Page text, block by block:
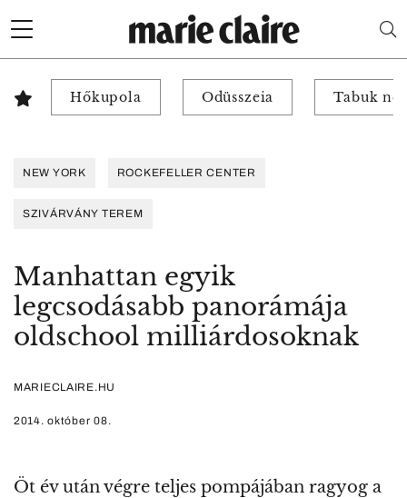
Hőkupola Odüsszeia Tabuk
NEW YORK ROCKEFELLER CENTER
SZIVÁRVÁNY TEREM
Manhattan egyik
legcsodásabb panorámája
oldschool milliárdosoknak
MARIECLAIRE.HU
2014. október 08.
Öt év után végre teljes pompájában ragyog a